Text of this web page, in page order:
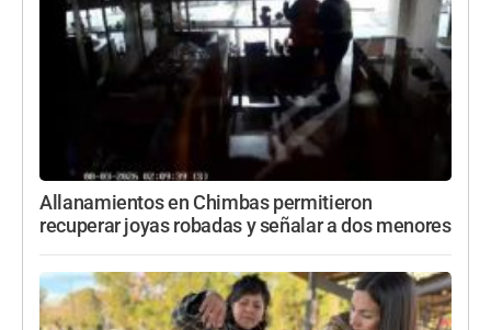
Allanamientos en Chimbas permitieron
recuperar joyas robadas y señalar a dos menores